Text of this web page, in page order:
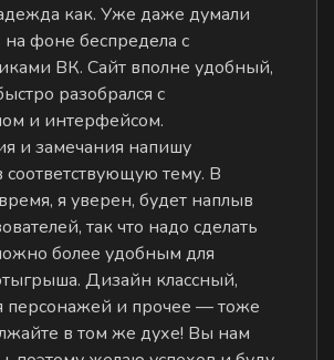
как. Уже даже думали
фоне беспредела с
ВК. Сайт вполне удобный,
разобрался с
и интерфейсом.
и замечания напишу
тему. В
я уверен, будет наплыв
так что надо сделать
более удобным для
Дизайн классный,
персонажей и прочее — тоже
в том же духе! Вы нам